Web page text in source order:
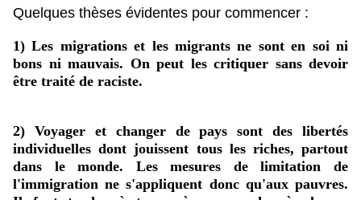
Quelques thèses évidentes pour commencer :
1) Les migrations et les migrants ne sont en soi ni
bons ni mauvais. On peut les critiquer sans devoir
être traité de raciste.
2) Voyager et changer de pays sont des libertés
individuelles dont jouissent tous les riches, partout
dans le monde. Les mesures de limitation de
l'immigration ne s'appliquent donc qu'aux pauvres.